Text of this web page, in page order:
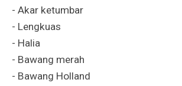
- Akar ketumbar
- Lengkuas
- Halia
- Bawang merah
- Bawang Holland